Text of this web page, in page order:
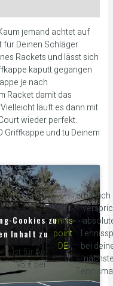
jemand achtet auf
für Deinen Schläger
Rackets und lässt sich
kaputt gegangen
je nach
Racket damit das
läuft es dann mit
wieder perfekt.
und tu Deinem
Der MxG,
Touch
Griffkappe
ist für Apr
95 € bei
tennis-
point
DE
erhältlich
bei
Cookies zu
Inhalt zu